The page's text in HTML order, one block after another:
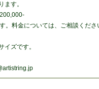
ます。
。料金については、ご相談くださ
ズです。